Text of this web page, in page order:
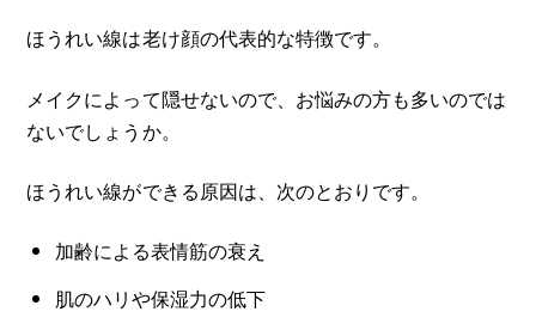
ほうれい線は老け顔の代表的な特徴です。
メイクによって隠せないので、お悩みの方も多いのでは
ないでしょうか。
ほうれい線ができる原因は、次のとおりです。
加齢による表情筋の衰え
肌のハリや保湿力の低下